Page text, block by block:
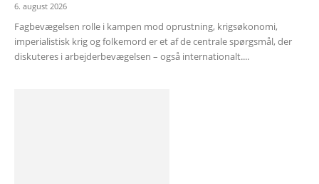
6. august 2026
Fagbevægelsen rolle i kampen mod oprustning, krigsøkonomi,
imperialistisk krig og folkemord er et af de centrale spørgsmål, der
diskuteres i arbejderbevægelsen – også internationalt....